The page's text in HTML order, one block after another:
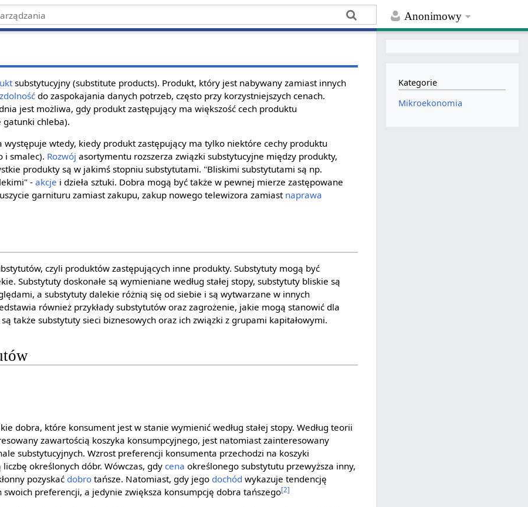
Anonimowy
substytucyjny (substitute products). Produkt, który jest nabywany zamiast innych
zdolność do zaspokajania danych potrzeb, często przy korzystniejszych cenach.
jest możliwa, gdy produkt zastępujący ma większość cech produktu
gatunki chleba).
występuje wtedy, kiedy produkt zastępujący ma tylko niektóre cechy produktu
i smalec). Rozwój asortymentu rozszerza związki substytucyjne między produkty,
produkty są w jakimś stopniu substytutami. "Bliskimi substytutami są np.
-akcje i dzieła sztuki. Dobra mogą być także w pewnej mierze zastępowane
garnituru zamiast zakupu, zakup nowego telewizora zamiast naprawa
czyli produktów zastępujących inne produkty. Substytuty mogą być
Substytuty doskonałe są wymieniane według stałej stopy, substytuty bliskie są
a substytuty dalekie różnią się od siebie i są wytwarzane w innych
również przykłady substytutów oraz zagrożenie, jakie mogą stanowić dla
także substytuty sieci biznesowych oraz ich związki z grupami kapitałowymi.
dobra, które konsument jest w stanie wymienić według stałej stopy. Według teorii
zawartością koszyka konsumpcyjnego, jest natomiast zainteresowany
substytucyjnych. Wzrost preferencji konsumenta przechodzi na koszyki
określonych dóbr. Wówczas, gdycena określonego substytutu przewyższa inny,
pozyskać dobro tańsze. Natomiast, gdy jego dochód wykazuje tendencję
preferencji, a jedynie zwiększa konsumpcję dobra tańszego[2]
Kategorie
Mikroekonomia